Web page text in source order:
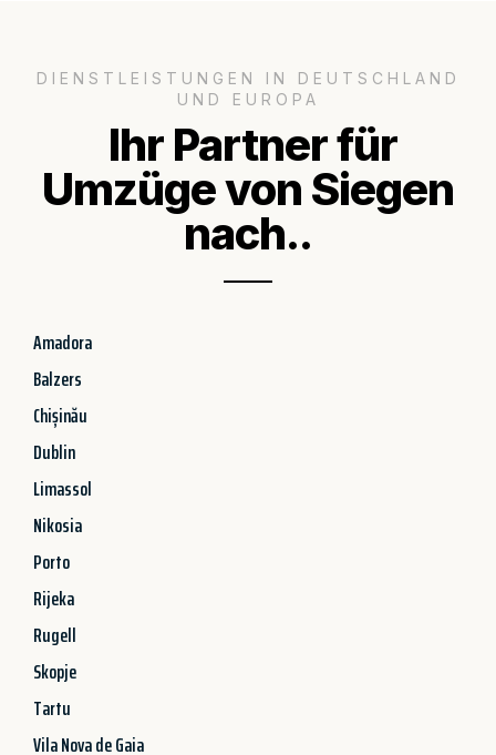
DIENSTLEISTUNGEN IN DEUTSCHLAND
UND EUROPA
Ihr Partner für
Umzüge von Siegen
nach..
Amadora
Balzers
Chișinău
Dublin
Limassol
Nikosia
Porto
Rijeka
Rugell
Skopje
Tartu
Vila Nova de Gaia